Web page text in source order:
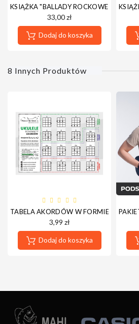
KSIĄŻKA "BALLADY ROCKOWE -
33,00 zł
Dodaj do koszyka
8 Innych Produktów
TABELA AKORDÓW W FORMIE
3,99 zł
Dodaj do koszyka